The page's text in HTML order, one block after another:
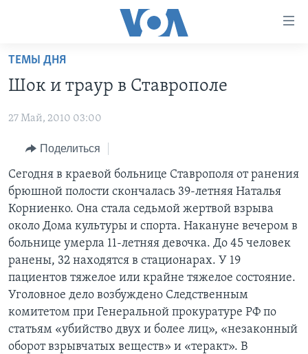
Перейти
основной
Перейти
навигации
Перейти
поиск
ПРОГРАММЫ
АМЕРИКА
НОВОСТИ ЗА МИНУТУ
ИТОГИ
ПОЧЕМУ ЭТО ВАЖНО?
ДИСКУССИЯ VOA
ДЕТАЛИ
АМЕРИКА. БОЛЬШОЕ ПУТЕШЕСТВИЕ
ПРОЕКТЫ
УЧИМ АНГЛИЙСКИЙ
НАША АМЕРИКАНСКАЯ ИСТОРИЯ
А КАК В АМЕРИКЕ?
АРТЕФАКТЫ
АМЕРИКАНСКИЕ ГОРОДКИ
ЭКСПЕРТИЗА
ИНТЕРВЬЮ
ФАКТЫ ПРОТИВ ФЕЙКОВ
ЗА СВОБОДУ ПРЕССЫ
УЧИМ АНГЛИЙСКИЙ
ВИДЕО
ПОДПИСКА НА НОВОСТИ
Learning English
ТЕМЫ ДНЯ
Шок и траур в Ставрополе
27 Май, 2010 03:00
Поделиться
Сегодня в краевой больнице Ставрополя от ранения
брюшной полости скончалась 39-летняя Наталья
Корниенко. Она стала седьмой жертвой взрыва
около Дома культуры и спорта. Накануне вечером в
больнице умерла 11-летняя девочка. До 45 человек
ранены, 32 находятся в стационарах. У 19
пациентов тяжелое или крайне тяжелое состояние.
Уголовное дело возбуждено Следственным
комитетом при Генеральной прокуратуре РФ по
статьям «убийство двух и более лиц», «незаконный
оборот взрывчатых веществ» и «теракт». В